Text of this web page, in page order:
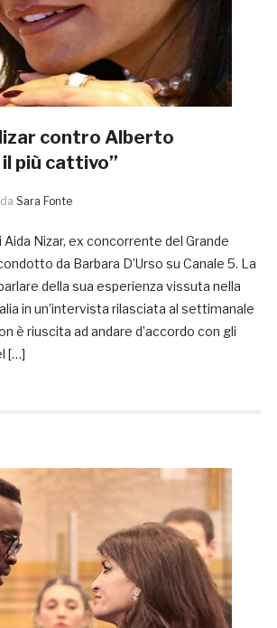
contro Alberto
più cattivo”
da Sara Fonte
Aida Nizar, ex concorrente del Grande
da Barbara D’Urso su Canale 5. La
della sua esperienza vissuta nella
in un’intervista rilasciata al settimanale
è riuscita ad andare d’accordo con gli
[…]